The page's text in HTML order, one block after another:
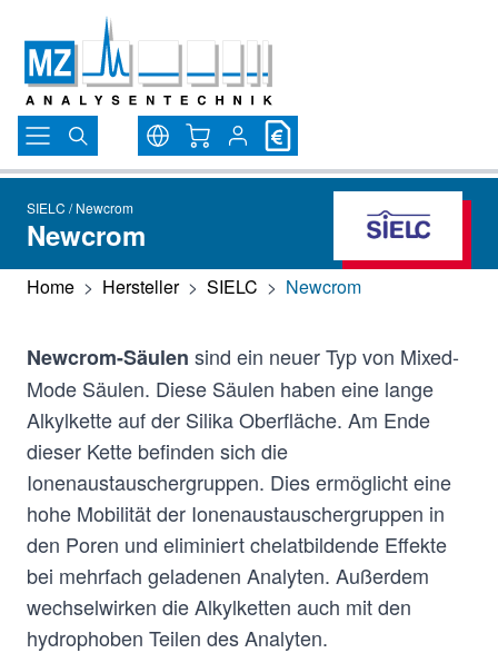
Direkt zum Inhalt
Warenkorb
SIELC / Newcrom
Newcrom
Home > Hersteller > SIELC > Newcrom
Newcrom-Säulen sind ein neuer Typ von Mixed-
Mode Säulen. Diese Säulen haben eine lange
Alkylkette auf der Silika Oberfläche. Am Ende
dieser Kette befinden sich die
Ionenaustauschergruppen. Dies ermöglicht eine
hohe Mobilität der Ionenaustauschergruppen in
den Poren und eliminiert chelatbildende Effekte
bei mehrfach geladenen Analyten. Außerdem
wechselwirken die Alkylketten auch mit den
hydrophoben Teilen des Analyten.